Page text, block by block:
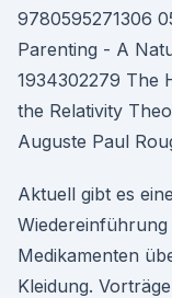
9780595271306
Parenting - A
1934302279 The
the Relativity
Auguste Paul
Aktuell gibt es
Medikamenten
Kleidung.